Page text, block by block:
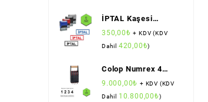
İPTAL Kaşesi
(Standart Boy)
(Sırdaş)
350,00₺ + KDV (KDV
Dahil 420,00₺)
Colop Numrex 4
Bant Numaratör (25
mm Rakam Boyu)
9.000,00₺ + KDV (KDV
Dahil 10.800,00₺)